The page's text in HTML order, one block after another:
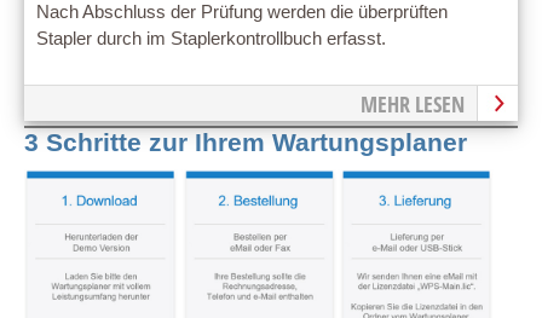
Nach Abschluss der Prüfung werden die überprüften
Stapler durch im Staplerkontrollbuch erfasst.
MEHR LESEN
3 Schritte zur Ihrem Wartungsplaner